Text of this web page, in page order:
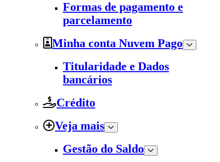
Formas de pagamento e
parcelamento
Minha conta Nuvem Pago
Titularidade e Dados
bancários
Crédito
Veja mais
Gestão do Saldo